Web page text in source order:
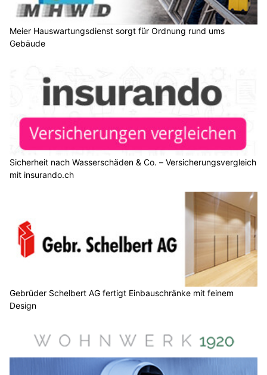
Meier Hauswartungsdienst sorgt für Ordnung rund ums
Gebäude
Sicherheit nach Wasserschäden & Co. – Versicherungsvergleich
mit insurando.ch
Gebrüder Schelbert AG fertigt Einbauschränke mit feinem
Design